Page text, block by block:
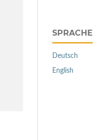
SPRACHE
Deutsch
English